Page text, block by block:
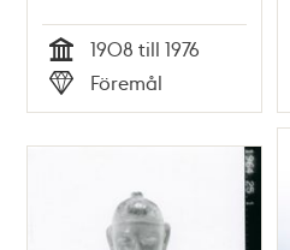
Tid
1908 till 1976
Typ
Föremål